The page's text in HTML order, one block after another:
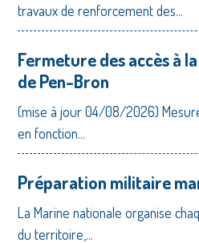
travaux de renforcement des...
Fermeture des accès à
de Pen-Bron
(mise à jour 04/08/2026)
en fonction...
Préparation militaire
La Marine nationale organise
du territoire,...